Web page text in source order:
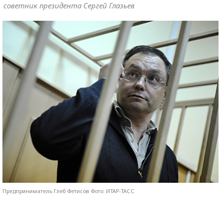
советник президента Сергей Глазьев
Предприниматель Глеб Фетисов Фото: ИТАР-ТАСС